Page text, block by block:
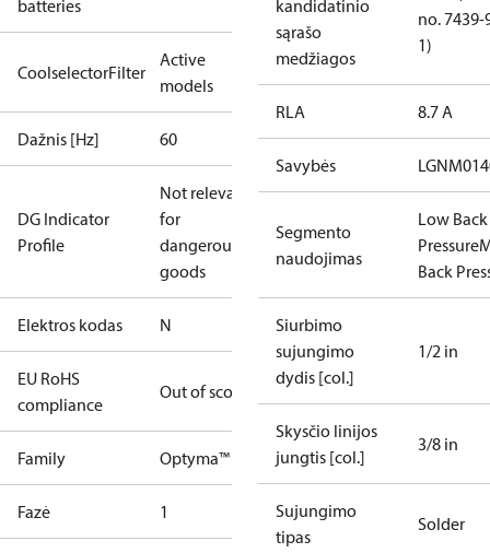
batteries
CoolselectorFilter
Active
models
Dažnis [Hz] 60
DG Indicator
Profile
Not relevant
for
dangerous
goods
Elektros kodas N
EU RoHS
compliance
Out of scope
Family Optyma™
Fazė 1
kandidatinio
sąrašo
medžiagos
no. 7439-
1)
RLA 8.7 A
Savybės
Segmento
naudojimas
Low Back
Pressure
Back
Siurbimo
sujungimo
dydis [col.]
1/2 in
Skysčio linijos
jungtis [col.]
3/8 in
Sujungimo
tipas
Solder